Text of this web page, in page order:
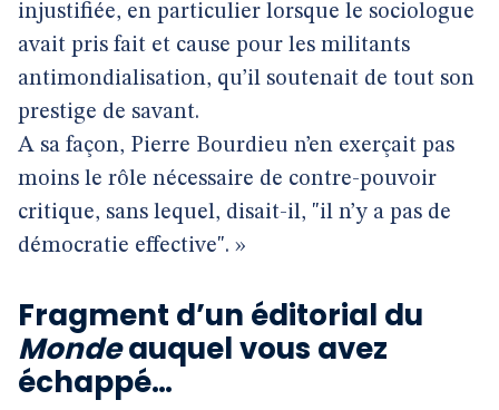
injustifiée, en particulier lorsque le sociologue
avait pris fait et cause pour les militants
antimondialisation, qu’il soutenait de tout son
prestige de savant.
A sa façon, Pierre Bourdieu n’en exerçait pas
moins le rôle nécessaire de contre-pouvoir
critique, sans lequel, disait-il, "il n’y a pas de
démocratie effective". »
Fragment d’un éditorial du
Mondeauquel vous avez
échappé…